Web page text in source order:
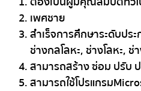
เพศชาย
สำเร็จการศึกษาระดับป
ช่างกลโลหะ, ช่างโลหะ,
สามารถสร้าง ซ่อม ปรับ
สามารถใช้โปรแกรม